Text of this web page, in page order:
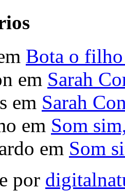
Bota o filho
em Sarah
em Sarah
em Som
em Som
por